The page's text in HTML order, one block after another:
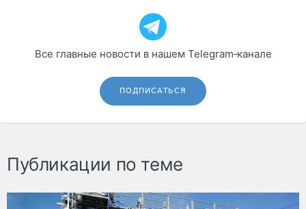
Все главные новости в нашем Telegram‑канале
ПОДПИСАТЬСЯ
Публикации по теме